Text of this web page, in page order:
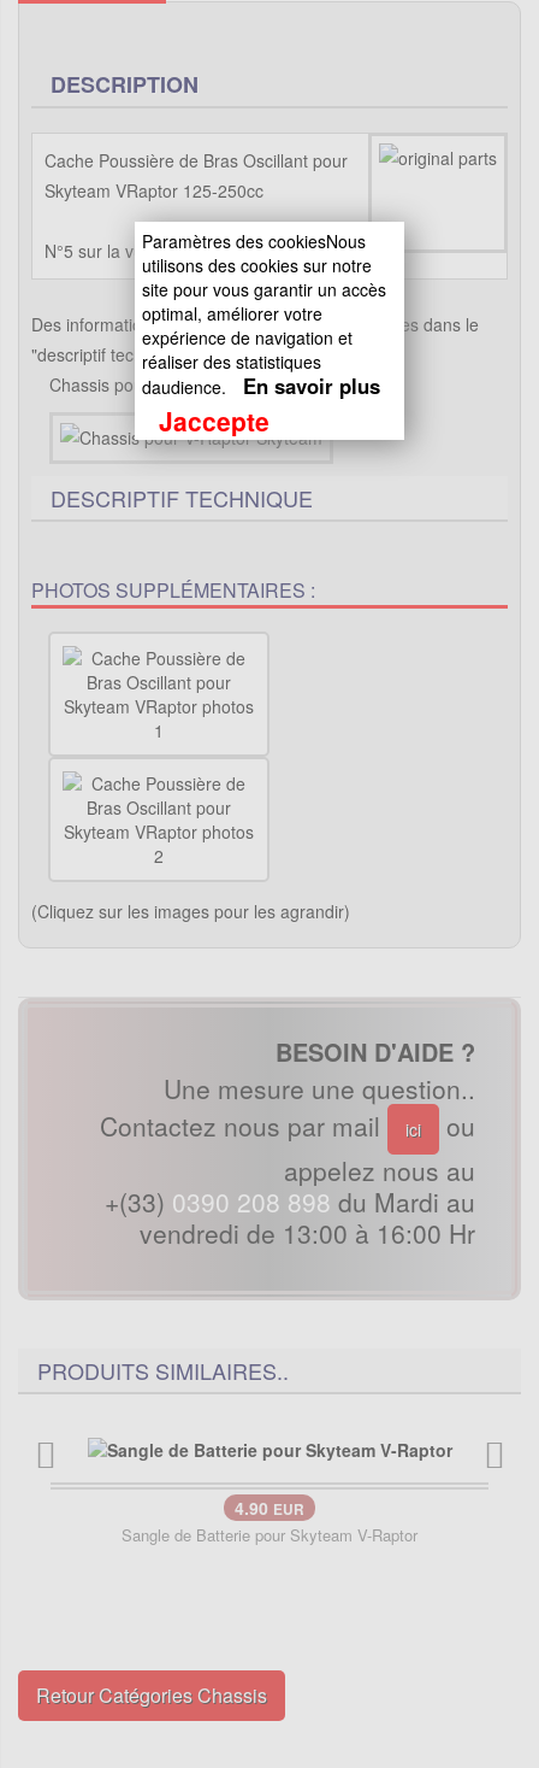
DESCRIPTION
Cache Poussière de Bras Oscillant pour
Skyteam VRaptor 125-250cc
N°5 sur la vue éclatée
Des informations supplémentaires sont disponibles dans le
"descriptif technique".
Chassis pour V-Raptor Skyteam
DESCRIPTIF TECHNIQUE
PHOTOS SUPPLÉMENTAIRES :
(Cliquez sur les images pour les agrandir)
BESOIN D'AIDE ?
Une mesure une question..
Contactez nous par mail
ici
ou
appelez nous au
+(33) 0390 208 898 du Mardi au
vendredi de 13:00 à 16:00 Hr
PRODUITS SIMILAIRES..
4.90 EUR
Sangle de Batterie pour Skyteam V-Raptor
Retour Catégories Chassis
Paramètres des cookiesNous
utilisons des cookies sur notre
site pour vous garantir un accès
optimal, améliorer votre
expérience de navigation et
réaliser des statistiques
daudience.
En savoir plus
Jaccepte